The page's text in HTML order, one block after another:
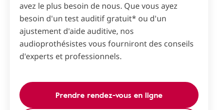
avez le plus besoin de nous. Que vous ayez
besoin d'un test auditif gratuit* ou d'un
ajustement d'aide auditive, nos
audioprothésistes vous fourniront des conseils
d'experts et professionnels.
Prendre rendez-vous en ligne